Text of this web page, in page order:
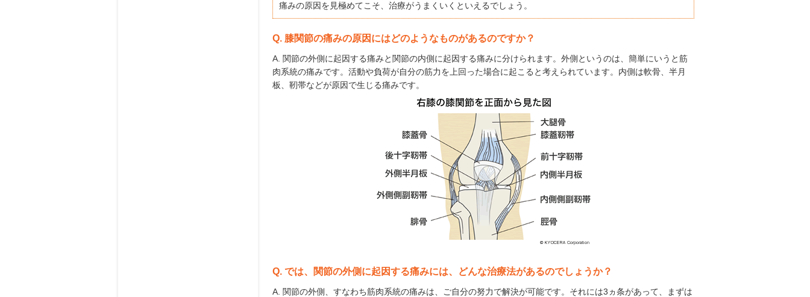
痛みの原因を見極めてこそ、治療がうまくいくといえるでしょう。
Q. 膝関節の痛みの原因にはどのようなものがあるのですか？
A. 関節の外側に起因する痛みと関節の内側に起因する痛みに分けられます。外側というのは、簡単にいうと筋
肉系統の痛みです。活動や負荷が自分の筋力を上回った場合に起こると考えられています。内側は軟骨、半月
板、靭帯などが原因で生じる痛みです。
Q. では、関節の外側に起因する痛みには、どんな治療法があるのでしょうか？
A. 関節の外側、すなわち筋肉系統の痛みは、ご自分の努力で解決が可能です。それには3ヵ条があって、まずは